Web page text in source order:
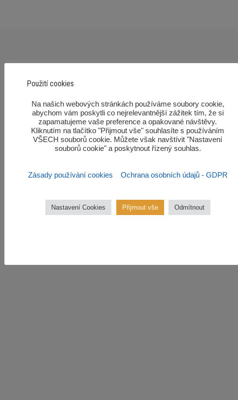
Použití cookies
‎Na našich webových stránkách používáme soubory cookie,
abychom vám poskytli co nejrelevantnější zážitek tím, že si
zapamatujeme vaše preference a opakované návštěvy.
Kliknutím na tlačítko "Přijmout vše" souhlasíte s používáním
VŠECH souborů cookie. Můžete však navštívit "Nastavení
souborů cookie" a poskytnout řízený souhlas.‎
Zásady používání cookies Ochrana osobních údajů - GDPR
Nastavení Cookies Přijmout vše Odmítnout